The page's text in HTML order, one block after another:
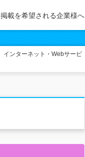
掲載を希望される企業様へ
インターネット・Webサービ